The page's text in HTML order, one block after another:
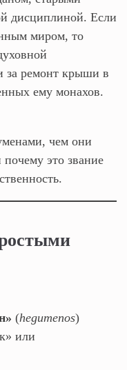
дисциплиной. Если
миром, то
за ремонт крыши в
ему монахов.
чем они
это звание
(hegumenos)
или